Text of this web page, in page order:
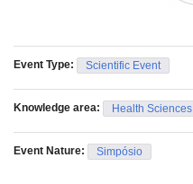
Event Type: Scientific Event
Knowledge area: Health Sciences
Event Nature: Simpósio